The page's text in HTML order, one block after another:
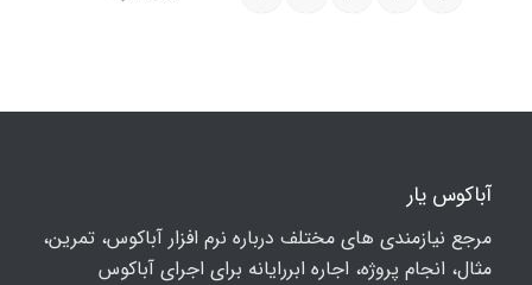
آباکوس یار
مرجع نیازمندی های مختلف درباره نرم افزار آباکوس، تمرین،
مثال، انجام پروژه، اجاره ابررایانه برای اجرای آباکوس